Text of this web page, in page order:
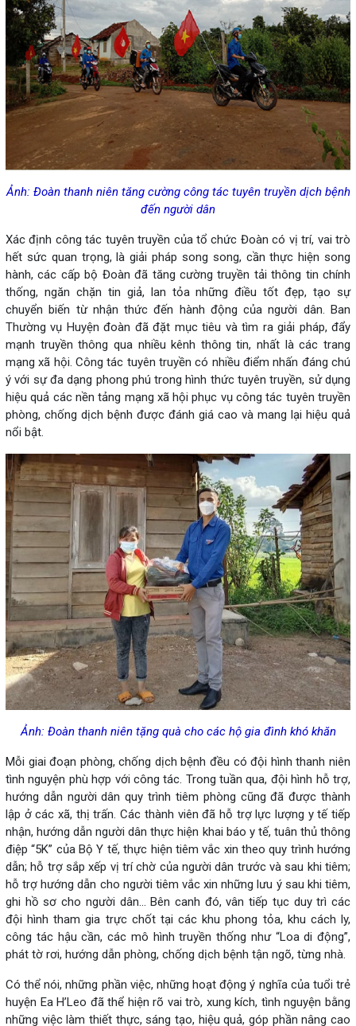
Ảnh: Đoàn thanh niên tăng cường công tác tuyên truyền dịch bệnh
đến người dân
Xác định công tác tuyên truyền của tổ chức Đoàn có vị trí, vai trò
hết sức quan trọng, là giải pháp song song, cần thực hiện song
hành, các cấp bộ Đoàn đã tăng cường truyền tải thông tin chính
thống, ngăn chặn tin giả, lan tỏa những điều tốt đẹp, tạo sự
chuyển biến từ nhận thức đến hành động của người dân. Ban
Thường vụ Huyện đoàn đã đặt mục tiêu và tìm ra giải pháp, đẩy
mạnh truyền thông qua nhiều kênh thông tin, nhất là các trang
mạng xã hội. Công tác tuyên truyền có nhiều điểm nhấn đáng chú
ý với sự đa dạng phong phú trong hình thức tuyên truyền, sử dụng
hiệu quả các nền tảng mạng xã hội phục vụ công tác tuyên truyền
phòng, chống dịch bệnh được đánh giá cao và mang lại hiệu quả
nổi bật.
Ảnh: Đoàn thanh niên tặng quà cho các hộ gia đình khó khăn
Mỗi giai đoạn phòng, chống dịch bệnh đều có đội hình thanh niên
tình nguyện phù hợp với công tác. Trong tuần qua, đội hình hỗ trợ,
hướng dẫn người dân quy trình tiêm phòng cũng đã được thành
lập ở các xã, thị trấn. Các thành viên đã hỗ trợ lực lượng y tế tiếp
nhận, hướng dẫn người dân thực hiện khai báo y tế, tuân thủ thông
điệp “5K” của Bộ Y tế, thực hiện tiêm vắc xin theo quy trình hướng
dẫn; hỗ trợ sắp xếp vị trí chờ của người dân trước và sau khi tiêm;
hỗ trợ hướng dẫn cho người tiêm vắc xin những lưu ý sau khi tiêm,
ghi hồ sơ cho người dân... Bên canh đó, vân tiếp tục duy trì các
đội hình tham gia trực chốt tại các khu phong tỏa, khu cách ly,
công tác hậu cần, các mô hình truyền thống như “Loa di động”,
phát tờ rơi, hướng dẫn phòng, chống dịch bệnh tận ngõ, từng nhà.
Có thể nói, những phần việc, những hoạt động ý nghĩa của tuổi trẻ
huyện Ea H’Leo đã thể hiện rõ vai trò, xung kích, tình nguyện bằng
những việc làm thiết thực, sáng tạo, hiệu quả, góp phần nâng cao